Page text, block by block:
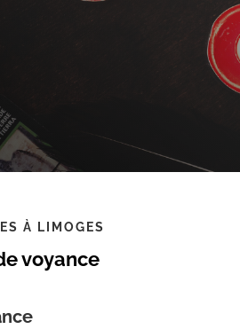
À LIMOGES
voyance